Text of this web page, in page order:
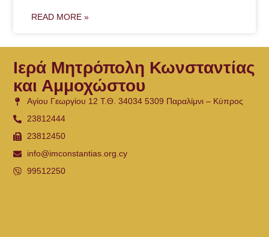
READ MORE »
Ιερά Μητρόπολη Κωνσταντίας
και Αμμοχώστου
Αγίου Γεωργίου 12 Τ.Θ. 34034 5309 Παραλίμνι – Κύπρος
23812444
23812450
info@imconstantias.org.cy
99512250